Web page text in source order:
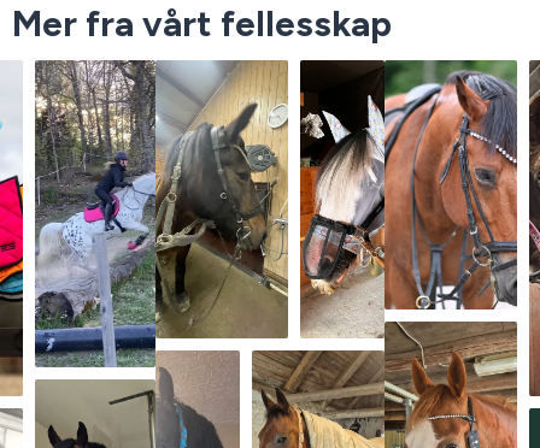
Mer fra vårt fellesskap